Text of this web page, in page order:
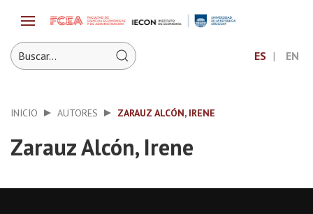
ES EN
INICIO AUTORES ZARAUZ ALCÓN, IRENE
Zarauz Alcón, Irene